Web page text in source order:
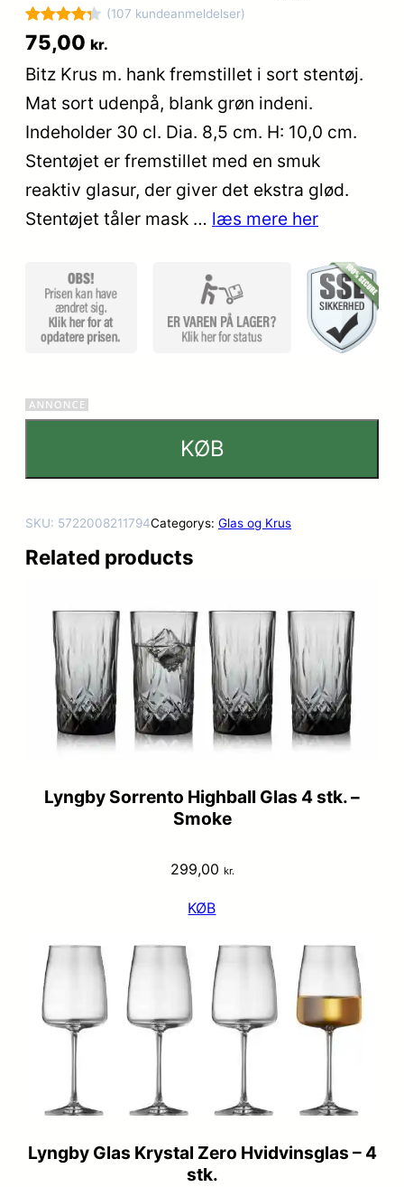
Bedømt
som
ud af 5
baseret
på
107
mmelser
(107 kundeanmeldelser)
75,00 kr.
Bitz Krus m. hank fremstillet i sort stentøj.
Mat sort udenpå, blank grøn indeni.
Indeholder 30 cl. Dia. 8,5 cm. H: 10,0 cm.
Stentøjet er fremstillet med en smuk
reaktiv glasur, der giver det ekstra glød.
Stentøjet tåler mask … læs mere her
KØB
SKU: 5722008211794Categorys: Glas og Krus
Related products
Lyngby Sorrento Highball Glas 4 stk. –
Smoke
299,00 kr.
KØB
Lyngby Glas Krystal Zero Hvidvinsglas – 4
stk.